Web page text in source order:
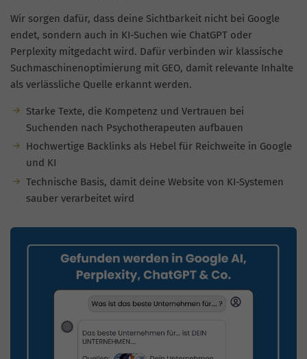
Wir sorgen dafür, dass deine Sichtbarkeit nicht bei Google
endet, sondern auch in KI-Suchen wie ChatGPT oder
Perplexity mitgedacht wird. Dafür verbinden wir klassische
Suchmaschinenoptimierung mit GEO, damit relevante Inhalte
als verlässliche Quelle erkannt werden.
Starke Texte, die Kompetenz und Vertrauen bei
Suchenden nach Psychotherapeuten aufbauen
Hochwertige Backlinks als Hebel für Reichweite in Google
und KI
Technische Basis, damit deine Website von KI-Systemen
sauber verarbeitet wird